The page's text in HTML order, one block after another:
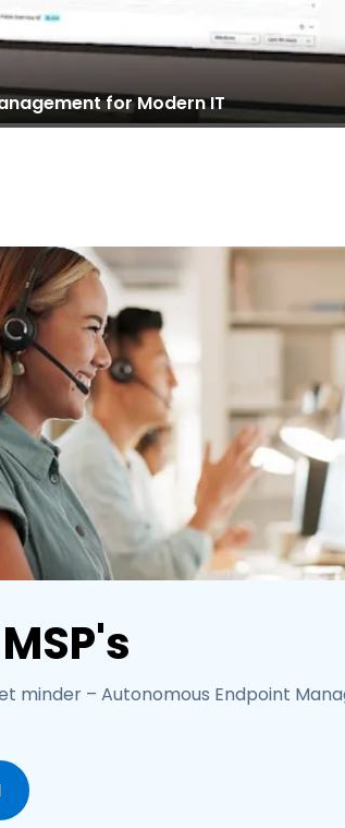
日本語
ภาษาไทย
for Modern IT
minder – Autonomous Endpoint